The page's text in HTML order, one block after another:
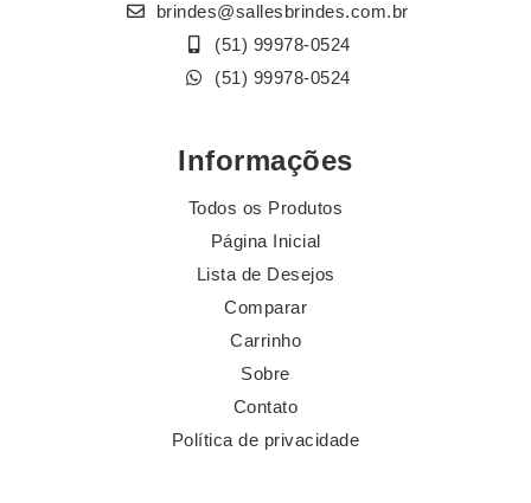
brindes@sallesbrindes.com.br
(51) 99978-0524
(51) 99978-0524
Informações
Todos os Produtos
Página Inicial
Lista de Desejos
Comparar
Carrinho
Sobre
Contato
Política de privacidade